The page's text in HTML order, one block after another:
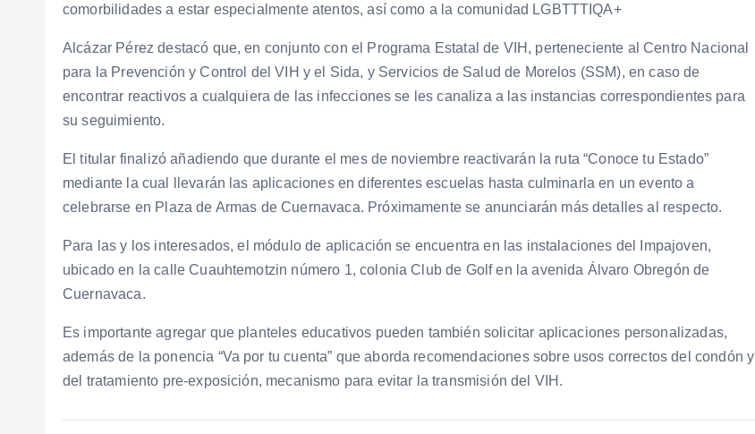
comorbilidades a estar especialmente atentos, así como a la comunidad LGBTTTIQA+
Alcázar Pérez destacó que, en conjunto con el Programa Estatal de VIH, perteneciente al Centro Nacional
para la Prevención y Control del VIH y el Sida, y Servicios de Salud de Morelos (SSM), en caso de
encontrar reactivos a cualquiera de las infecciones se les canaliza a las instancias correspondientes para
su seguimiento.
El titular finalizó añadiendo que durante el mes de noviembre reactivarán la ruta “Conoce tu Estado”
mediante la cual llevarán las aplicaciones en diferentes escuelas hasta culminarla en un evento a
celebrarse en Plaza de Armas de Cuernavaca. Próximamente se anunciarán más detalles al respecto.
Para las y los interesados, el módulo de aplicación se encuentra en las instalaciones del Impajoven,
ubicado en la calle Cuauhtemotzin número 1, colonia Club de Golf en la avenida Álvaro Obregón de
Cuernavaca.
Es importante agregar que planteles educativos pueden también solicitar aplicaciones personalizadas,
además de la ponencia “Va por tu cuenta” que aborda recomendaciones sobre usos correctos del condón y
del tratamiento pre-exposición, mecanismo para evitar la transmisión del VIH.